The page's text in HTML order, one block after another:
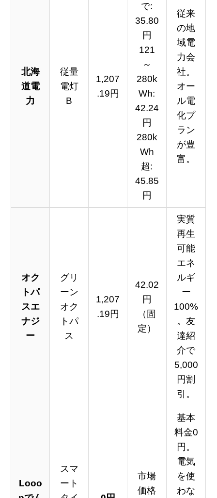
北海
道電
力
従量
電灯
B
1,207
.19円
で:
35.80
円
121
～
280k
Wh:
42.24
円
280k
Wh
超:
45.85
円
従来
の地
域電
力会
社。
オー
ル電
化プ
ラン
が豊
富。
オク
トパ
スエ
ナジ
ー
グリ
ーン
オク
トパ
ス
1,207
.19円
42.02
円
（固
定）
実質
再生
可能
エネ
ルギ
ー
100%
。友
達紹
介で
5,000
円割
引。
Looo
スマ
ート
市場
価格
基本
料金0
円。
電気
を使
わな